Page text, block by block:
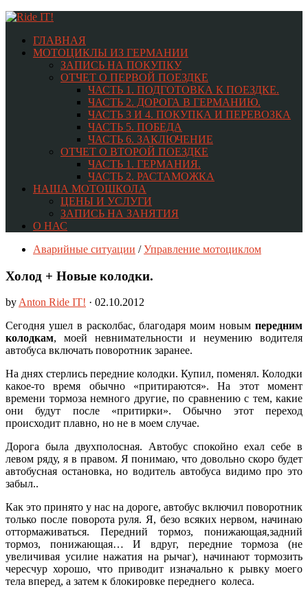
ГЛАВНАЯ
МОТОЦИКЛЫ ИЗ ГЕРМАНИИ
ЗАПИСЬ НА ПОКУПКУ
ОТЧЕТ О ПЕРВОЙ ПОЕЗДКЕ
ЧАСТЬ 1. ПОДГОТОВКА К ПОЕЗДКЕ.
ЧАСТЬ 2. ДОРОГА В ГЕРМАНИЮ.
ЧАСТЬ 3 И 4. ПОКУПКА И ПЕРЕВОЗКА
ЧАСТЬ 5. ПОБЕДА
ЧАСТЬ 6. ЗАКЛЮЧЕНИЕ
ОТЧЕТ О ВТОРОЙ ПОЕЗДКЕ
ЧАСТЬ 1. ГЕРМАНИЯ.
ЧАСТЬ 2. РАСТАМОЖКА
НАША МОТОШКОЛА
ЦЕНЫ И УСЛУГИ
ЗАПИСЬ НА ЗАНЯТИЯ
О НАС
Аварийные ситуации / Управление мотоциклом
Холод + Новые колодки.
byAnton Ride IT! · 02.10.2012
Сегодня ушел в расколбас, благодаря моим новым передним
колодкам, моей невнимательности и неумению водителя
автобуса включать поворотник заранее.
На днях стерлись передние колодки. Купил, поменял. Колодки
какое-то время обычно «притираются». На этот момент
времени тормоза немного другие, по сравнению с тем, какие
они будут после «притирки». Обычно этот переход
происходит плавно, но не в моем случае.
Дорога была двухполосная. Автобус спокойно ехал себе в
левом ряду, я в правом. Я понимаю, что довольно скоро будет
автобусная остановка, но водитель автобуса видимо про это
забыл..
Как это принято у нас на дороге, автобус включил поворотник
только после поворота руля. Я, безо всяких нервом, начинаю
оттормаживаться. Передний тормоз, понижающая,задний
тормоз, понижающая… И вдруг, передние тормоза (не
увеличивая усилие нажатия на рычаг), начинают тормозить
чересчур хорошо, что приводит изначально к рывку моего
тела вперед, а затем к блокировке переднего колеса.